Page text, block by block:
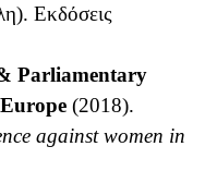
Εκδόσεις
Parliamentary
(2018).
against women in